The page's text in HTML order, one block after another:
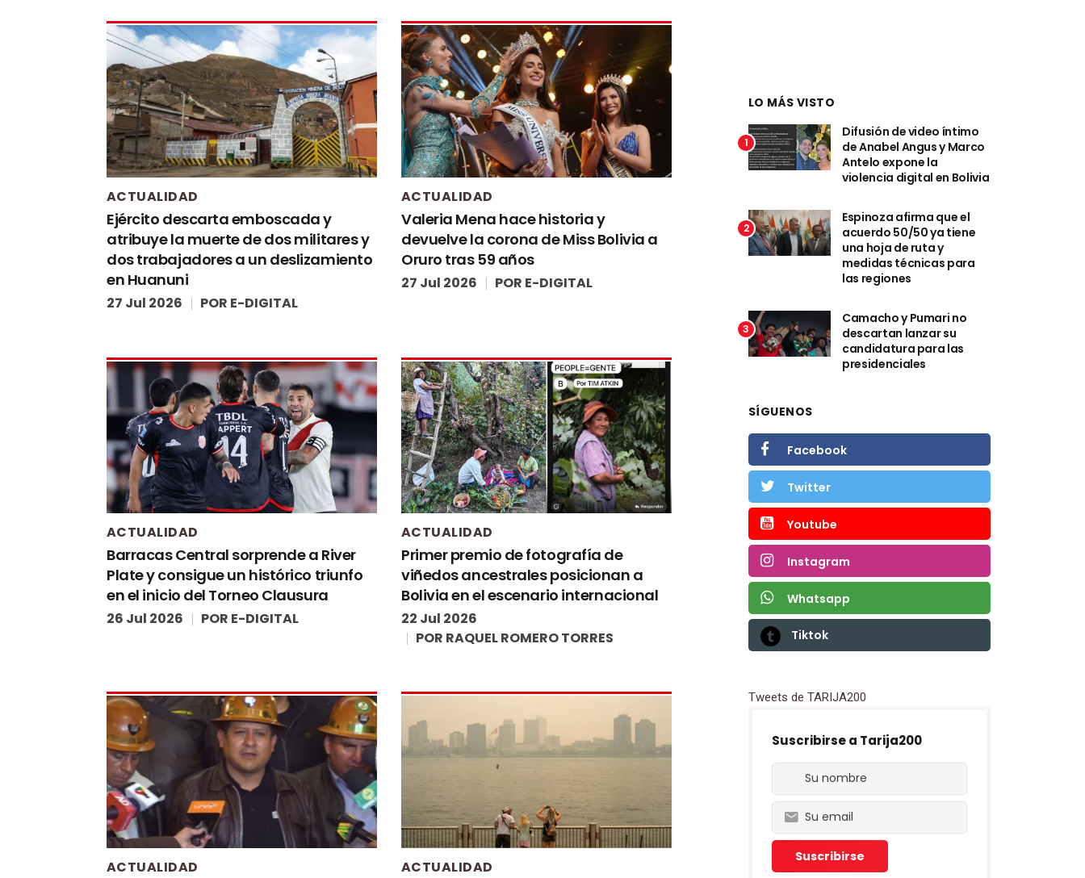
ACTUALIDAD
Ejército descarta emboscada y
atribuye la muerte de dos militares y
dos trabajadores a un deslizamiento
en Huanuni
27 Jul 2026 POR E-DIGITAL
ACTUALIDAD
Valeria Mena hace historia y
devuelve la corona de Miss Bolivia a
Oruro tras 59 años
27 Jul 2026 POR E-DIGITAL
ACTUALIDAD
Barracas Central sorprende a River
Plate y consigue un histórico triunfo
en el inicio del Torneo Clausura
26 Jul 2026 POR E-DIGITAL
ACTUALIDAD
Primer premio de fotografía de
viñedos ancestrales posicionan a
Bolivia en el escenario internacional
22 Jul 2026
POR RAQUEL ROMERO TORRES
ACTUALIDAD ACTUALIDAD
LO MÁS VISTO
1
Difusión de video íntimo
de Anabel Angus y Marco
Antelo expone la
violencia digital en Bolivia
2
Espinoza afirma que el
acuerdo 50/50 ya tiene
una hoja de ruta y
medidas técnicas para
las regiones
3
Camacho y Pumari no
descartan lanzar su
candidatura para las
presidenciales
SÍGUENOS
Facebook
Twitter
Youtube
Instagram
Whatsapp
Tiktok
Tweets de TARIJA200
Suscribirse a Tarija200